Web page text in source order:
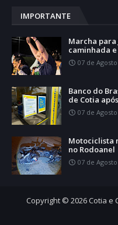
IMPORTANTE
Marcha para
caminhada
07 de
Banco do
de Cotia
07 de
Motociclista
no Rodoanel
07 de
Copyright © 2026Cotia e